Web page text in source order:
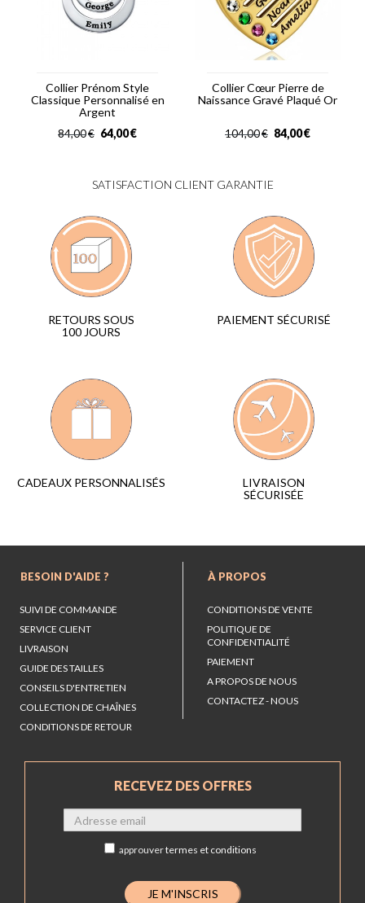
Collier Prénom Style
Classique Personnalisé en
Argent
€
84,00 €
64,00
Collier Cœur Pierre de
Naissance Gravé Plaqué Or
€
104,00 €
84,00
SATISFACTION CLIENT GARANTIE
RETOURS SOUS
100 JOURS
PAIEMENT SÉCURISÉ
CADEAUX PERSONNALISÉS
LIVRAISON
SÉCURISÉE
BESOIN D'AIDE ?
SUIVI DE COMMANDE
SERVICE CLIENT
LIVRAISON
GUIDE DES TAILLES
CONSEILS D'ENTRETIEN
COLLECTION DE CHAÎNES
CONDITIONS DE RETOUR
À PROPOS
CONDITIONS DE VENTE
POLITIQUE DE
CONFIDENTIALITÉ
PAIEMENT
A PROPOS DE NOUS
CONTACTEZ - NOUS
RECEVEZ DES OFFRES
approuvertermes et conditions